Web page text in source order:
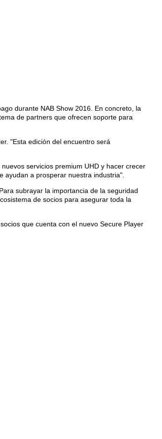
durante NAB Show 2016. En concreto, la
de partners que ofrecen soporte para
"Esta edición del encuentro será
servicios premium UHD y hacer crecer
ayudan a prosperar nuestra industria".
subrayar la importancia de la seguridad
de socios para asegurar toda la
que cuenta con el nuevo Secure Player